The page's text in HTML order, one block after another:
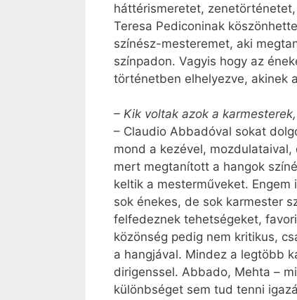
háttérismeretet,
Teresa Pediconinak
színész-mesteremet, aki
színpadon. Vagyis hogy az
történetben elhelyezve, akinek
– Kik voltak azok a
– Claudio Abbadóval sokat
mond a kezével,
mert megtanított a hangok
keltik a mesterműveket.
sok énekes, de sok karmester
felfedeznek tehetségeket,
közönség pedig nem kritikus,
a hangjával. Mindez a legtöbb
dirigenssel. Abbado, Mehta –
különbséget sem tud tenni